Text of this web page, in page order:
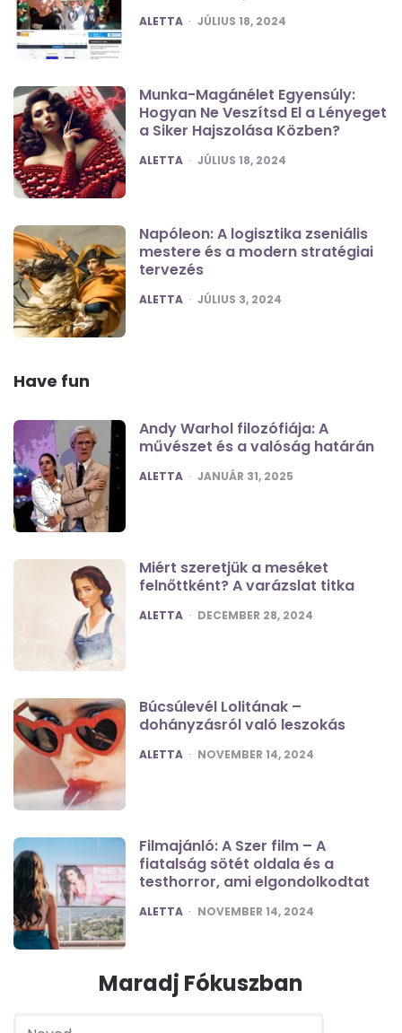
POSTED
ALETTA JÚLIUS 18, 2024
Munka-Magánélet Egyensúly:
Hogyan Ne Veszítsd El a Lényeget
a Siker Hajszolása Közben?
POSTED
ALETTA JÚLIUS 18, 2024
Napóleon: A logisztika zseniális
mestere és a modern stratégiai
tervezés
POSTED
ALETTA JÚLIUS 3, 2024
Have fun
Andy Warhol filozófiája: A
művészet és a valóság határán
POSTED
ALETTA JANUÁR 31, 2025
Miért szeretjük a meséket
felnőttként? A varázslat titka
POSTED
ALETTA DECEMBER 28, 2024
Búcsúlevél Lolitának –
dohányzásról való leszokás
POSTED
ALETTA NOVEMBER 14, 2024
Filmajánló: A Szer film – A
fiatalság sötét oldala és a
testhorror, ami elgondolkodtat
POSTED
ALETTA NOVEMBER 14, 2024
Maradj Fókuszban